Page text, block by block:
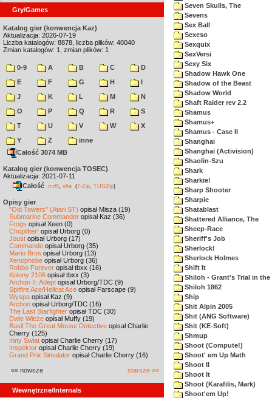
Gry/Games
Katalog gier (konwencja Kaz)
Aktualizacja: 2026-07-19
Liczba katalogów: 8878, liczba plików: 40040
Zmian katalogów: 1, zmian plików: 1
0-9 A B C
D
E
F G H
I
J
K L M
N
O
P Q R
S
T
U V W
X
Y
Z
inne
Całość 3074 MB
Katalog gier (konwencja TOSEC)
Aktualizacja: 2021-07-11
Całość md5 sha (7-Zip TUGZip)
Opisy gier
"Old Towers" (Atari ST) opisał Misza (19)
Submarine Commander opisał Kaz (36)
Frogs opisał Xeen (0)
Choplifter! opisał Urborg (0)
Joust opisał Urborg (17)
Commando opisał Urborg (35)
Mario Bros opisał Urborg (13)
Xenophobe opisał Urborg (36)
Robbo Forever opisał tbxx (16)
Kolony 2106 opisał tbxx (3)
Archon II: Adept opisał Urborg/TDC (9)
Spitfire Ace/Hellcat Ace opisał Farscape (9)
Wyspa opisał Kaz (9)
Archon opisał Urborg/TDC (16)
The Last Starfighter opisał TDC (30)
Dwie Wieże opisał Muffy (19)
Basil The Great Mouse Detective opisał Charlie
Cherry (125)
Inny Świat opisał Charlie Cherry (17)
Inspektor opisał Charlie Cherry (19)
Grand Prix Simulator opisał Charlie Cherry (16)
«« nowsze starsze »»
Wewnętrzne/Internals
Seven Skulls, The
Sevens
Sex Ball
Sexeso
Sexquix
SexVersi
Sexy Six
Shadow Hawk One
Shadow of the Beast
Shadow World
Shaft Raider rev 2.2
Shamus
Shamus+
Shamus - Case II
Shanghai
Shanghai (Activision)
Shaolin-Szu
Shark
Sharkie!
Sharp Shooter
Sharpie
Shatablast
Shattered Alliance, The
Sheep-Race
Sheriff's Job
Sherlock!
Sherlock Holmes
Shift It
Shiloh - Grant's Trial in the
Shiloh 1862
Ship
Shit Alpin 2005
Shit (ANG Software)
Shit (KE-Soft)
Shmup
Shoot (Compute!)
Shoot' em Up Math
Shoot II
Shoot It
Shoot (Karafilis, Mark)
Shoot'em Up!